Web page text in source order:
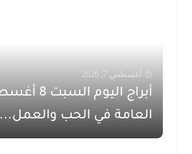
أغسطس 7, 2026
العامة في الحب والعمل...